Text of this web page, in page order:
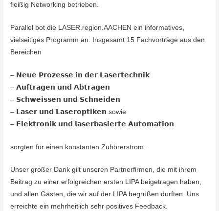
fleißig Networking betrieben.
Parallel bot die LASER.region.AACHEN ein informatives,
vielseitiges Programm an. Insgesamt 15 Fachvorträge aus den
Bereichen
– 𝗡𝗲𝘂𝗲 𝗣𝗿𝗼𝘇𝗲𝘀𝘀𝗲 𝗶𝗻 𝗱𝗲𝗿 𝗟𝗮𝘀𝗲𝗿𝘁𝗲𝗰𝗵𝗻𝗶𝗸
– 𝗔𝘂𝗳𝘁𝗿𝗮𝗴𝗲𝗻 𝘂𝗻𝗱 𝗔𝗯𝘁𝗿𝗮𝗴𝗲𝗻
– 𝗦𝗰𝗵𝘄𝗲𝗶𝘀𝘀𝗲𝗻 𝘂𝗻𝗱 𝗦𝗰𝗵𝗻𝗲𝗶𝗱𝗲𝗻
– 𝗟𝗮𝘀𝗲𝗿 𝘂𝗻𝗱 𝗟𝗮𝘀𝗲𝗿𝗼𝗽𝘁𝗶𝗸𝗲𝗻 sowie
– 𝗘𝗹𝗲𝗸𝘁𝗿𝗼𝗻𝗶𝗸 𝘂𝗻𝗱 𝗹𝗮𝘀𝗲𝗿𝗯𝗮𝘀𝗶𝗲𝗿𝘁𝗲 𝗔𝘂𝘁𝗼𝗺𝗮𝘁𝗶𝗼𝗻
sorgten für einen konstanten Zuhörerstrom.
Unser großer Dank gilt unseren Partnerfirmen, die mit ihrem
Beitrag zu einer erfolgreichen ersten LIPA beigetragen haben,
und allen Gästen, die wir auf der LIPA begrüßen durften. Uns
erreichte ein mehrheitlich sehr positives Feedback.